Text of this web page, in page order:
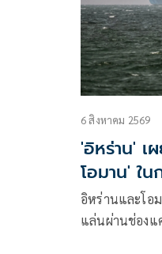
6 สิงหาคม 2569
'อิหร่าน' เ
โอมาน' ใ
แล้ว แต่ก
อิหร่านและโอ
แล่นผ่านช่องแ